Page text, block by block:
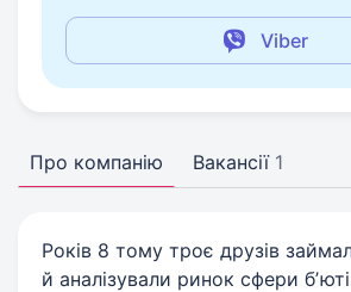
Viber
Про компанію Вакансії 1
Років 8 тому троє друзів
й аналізували ринок сфери